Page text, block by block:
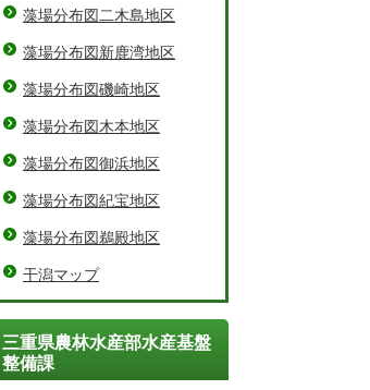
藻場分布図二木島地区
藻場分布図新鹿湾地区
藻場分布図磯崎地区
藻場分布図木本地区
藻場分布図御浜地区
藻場分布図紀宝地区
藻場分布図鵜殿地区
干潟マップ
三重県農林水産部水産基盤
整備課